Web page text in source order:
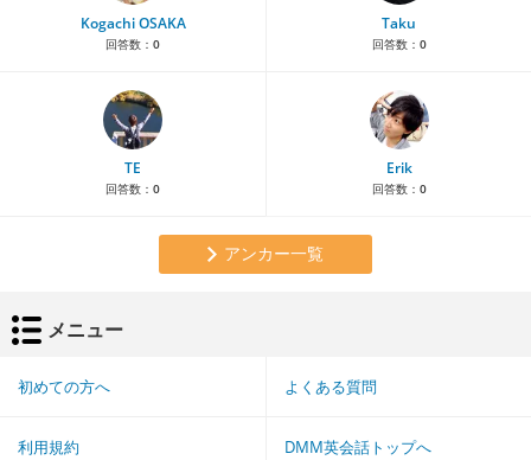
Kogachi OSAKA
回答数： 0
Taku
回答数： 0
TE
回答数： 0
Erik
回答数： 0
アンカー一覧
メニュー
初めての方へ よくある質問
利用規約 DMM英会話トップへ